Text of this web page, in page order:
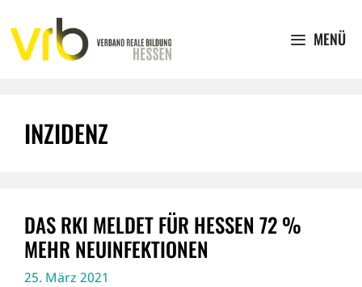
Inhalt
springen
MENÜ
INZIDENZ
DAS RKI MELDET FÜR HESSEN 72 %
MEHR NEUINFEKTIONEN
25. März 2021